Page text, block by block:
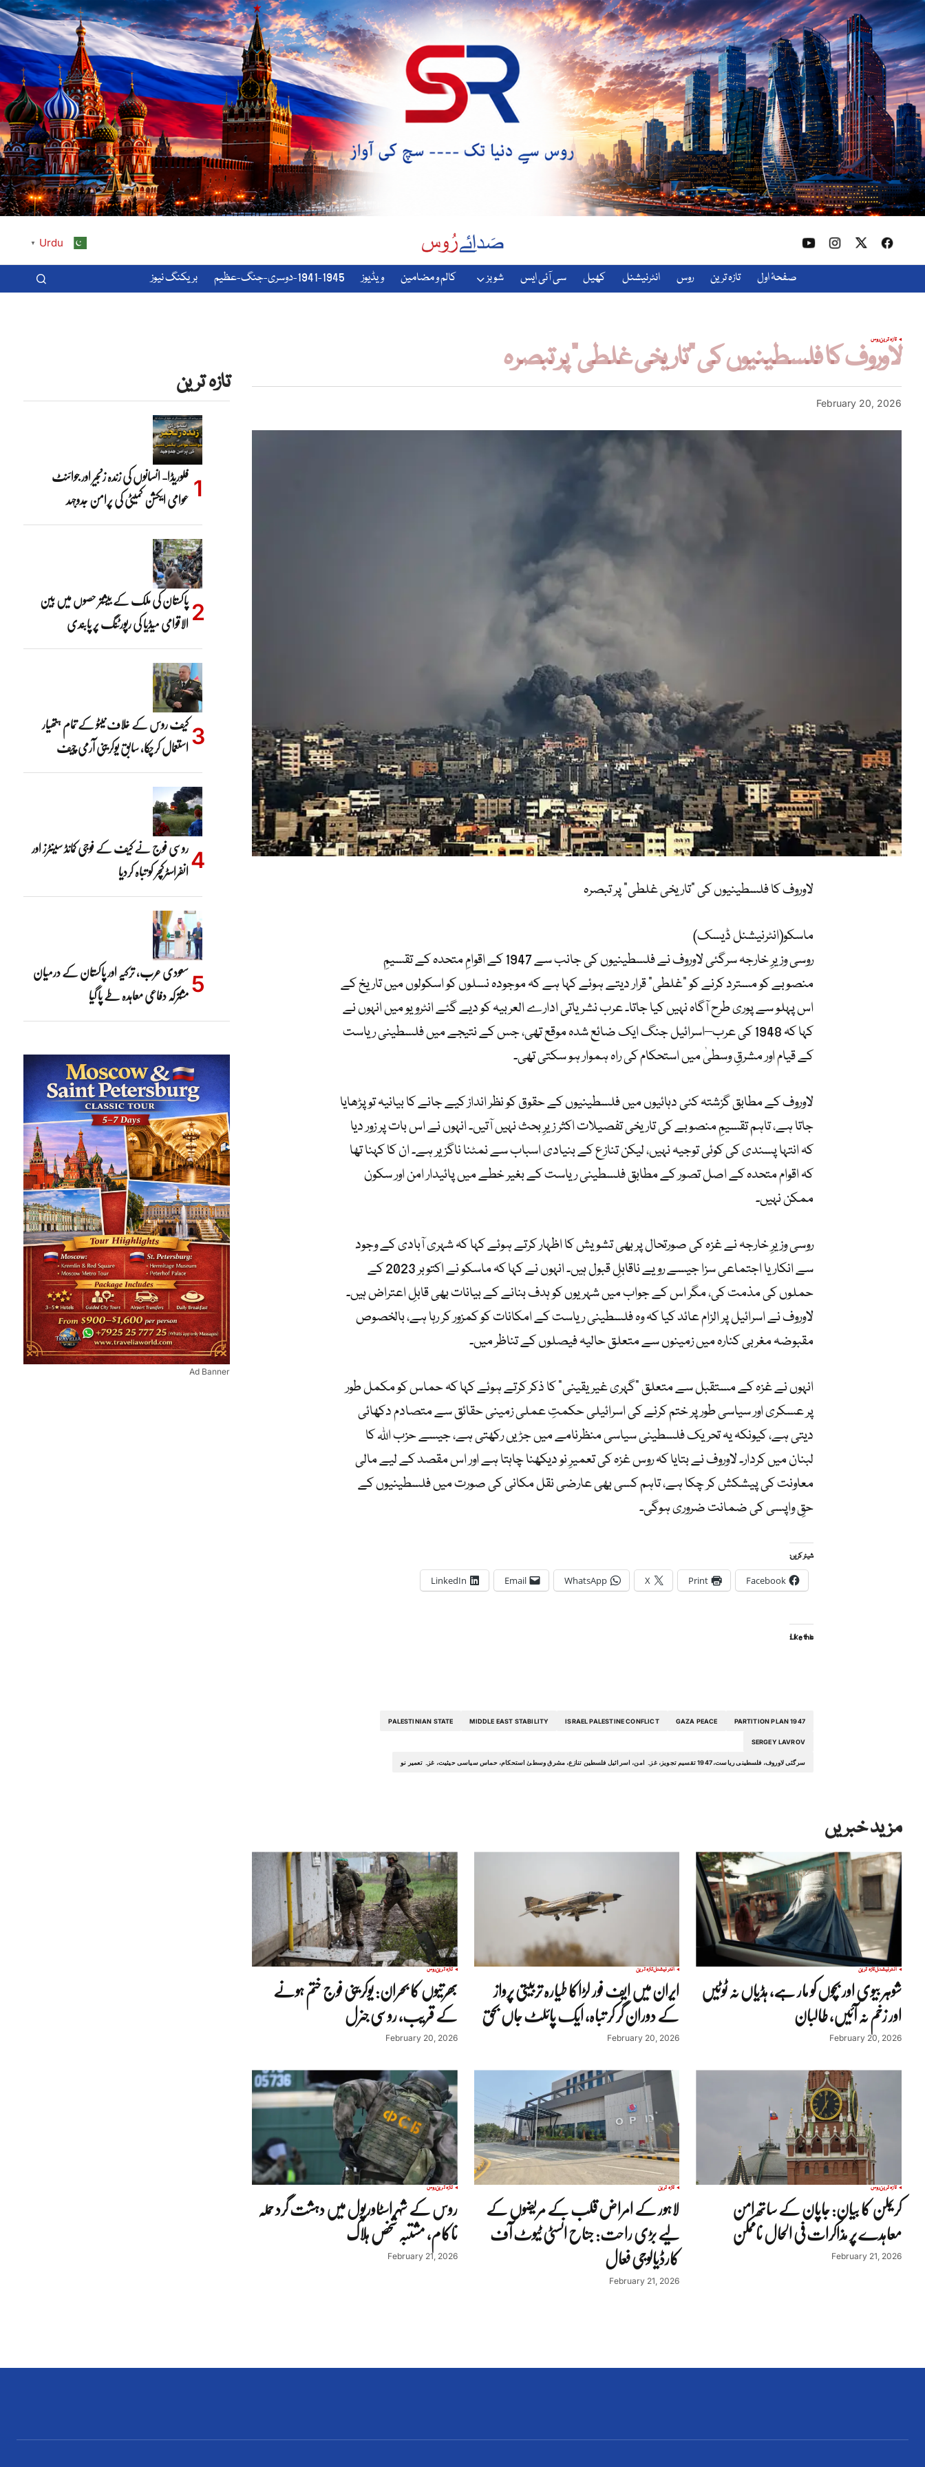
Urdu
▼
صفحۂ اول تازہ ترین روس انٹرنیشنل کھیل سی آئی ایس شوبز کالم و مضامین ویڈیوز 1941-1945-دوسری-جنگ-عظیم بریکنگ نیوز
تازہ ترینروس
لاوروف کا فلسطینیوں کی “تاریخی غلطی” پر تبصرہ
February 20, 2026
لاوروف کا فلسطینیوں کی “تاریخی غلطی” پر تبصرہ
ماسکو(انٹرنیشنل ڈیسک)
روسی وزیرِ خارجہ سرگئی لاوروف نے فلسطینیوں کی جانب سے 1947 کے اقوامِ متحدہ کے تقسیمِ
منصوبے کو مسترد کرنے کو “غلطی” قرار دیتے ہوئے کہا ہے کہ موجودہ نسلوں کو اسکولوں میں تاریخ کے
اس پہلو سے پوری طرح آگاہ نہیں کیا جاتا۔ عرب نشریاتی ادارے العربیہ کو دیے گئے انٹرویو میں انہوں نے
کہا کہ 1948 کی عرب–اسرائیل جنگ ایک ضائع شدہ موقع تھی، جس کے نتیجے میں فلسطینی ریاست
کے قیام اور مشرقِ وسطیٰ میں استحکام کی راہ ہموار ہو سکتی تھی۔
لاوروف کے مطابق گزشتہ کئی دہائیوں میں فلسطینیوں کے حقوق کو نظر انداز کیے جانے کا بیانیہ تو پڑھایا
جاتا ہے، تاہم تقسیمِ منصوبے کی تاریخی تفصیلات اکثر زیرِ بحث نہیں آتیں۔ انہوں نے اس بات پر زور دیا
کہ انتہا پسندی کی کوئی توجیہ نہیں، لیکن تنازع کے بنیادی اسباب سے نمٹنا ناگزیر ہے۔ ان کا کہنا تھا
کہ اقوام متحدہ کے اصل تصور کے مطابق فلسطینی ریاست کے بغیر خطے میں پائیدار امن اور سکون
ممکن نہیں۔
روسی وزیرِ خارجہ نے غزہ کی صورتحال پر بھی تشویش کا اظہار کرتے ہوئے کہا کہ شہری آبادی کے وجود
سے انکار یا اجتماعی سزا جیسے رویے ناقابلِ قبول ہیں۔ انہوں نے کہا کہ ماسکو نے اکتوبر 2023 کے
حملوں کی مذمت کی، مگر اس کے جواب میں شہریوں کو ہدف بنانے کے بیانات بھی قابلِ اعتراض ہیں۔
لاوروف نے اسرائیل پر الزام عائد کیا کہ وہ فلسطینی ریاست کے امکانات کو کمزور کر رہا ہے، بالخصوص
مقبوضہ مغربی کنارہ میں زمینوں سے متعلق حالیہ فیصلوں کے تناظر میں۔
انہوں نے غزہ کے مستقبل سے متعلق “گہری غیر یقینی” کا ذکر کرتے ہوئے کہا کہ حماس کو مکمل طور
پر عسکری اور سیاسی طور پر ختم کرنے کی اسرائیلی حکمتِ عملی زمینی حقائق سے متصادم دکھائی
دیتی ہے، کیونکہ یہ تحریک فلسطینی سیاسی منظرنامے میں جڑیں رکھتی ہے، جیسے حزب اللہ کا
لبنان میں کردار۔ لاوروف نے بتایا کہ روس غزہ کی تعمیرِ نو دیکھنا چاہتا ہے اور اس مقصد کے لیے مالی
معاونت کی پیشکش کر چکا ہے، تاہم کسی بھی عارضی نقل مکانی کی صورت میں فلسطینیوں کے
حقِ واپسی کی ضمانت ضروری ہوگی۔
شیئر کریں:
Facebook
Print
X
WhatsApp
Email
LinkedIn
Like this:
1947 PARTITION PLAN
GAZA PEACE
ISRAEL PALESTINE CONFLICT
MIDDLE EAST STABILITY
PALESTINIAN STATE
SERGEY LAVROV
سرگئی لاوروف، فلسطینی ریاست، 1947 تقسیم تجویز، غزہ امن، اسرائیل فلسطین تنازع، مشرق وسطیٰ استحکام، حماس سیاسی حیثیت، غزہ تعمیر نو
مزید خبریں
انٹرنیشنلتازہ ترین
شوہر بیوی اور بچوں کو مار ہے، ہڈیاں نہ ٹوٹیں
اور زخم نہ آئیں، طالبان
February 20, 2026
انٹرنیشنلتازہ ترین
ایران میں ایف فور لڑاکا طیارہ تربیتی پرواز
کے دوران گر کر تباہ، ایک پائلٹ جاں بحق
February 20, 2026
تازہ ترینروس
بھرتیوں کا بحران: یوکرینی فوج ختم ہونے
کے قریب، روسی جنرل
February 20, 2026
تازہ ترینروس
کریملن کا بیان: جاپان کے ساتھ امن
معاہدے پر مذاکرات فی الحال ناممکن
February 21, 2026
تازہ ترین
لاہور کے امراض قلب کے مریضوں کے
لیے بڑی راحت: جناح انسٹی ٹیوٹ آف
کارڈیالوجی فعال
February 21, 2026
تازہ ترینروس
روس کے شہر اسٹاورپول میں دہشت گرد حملہ
ناکام، مشتبہ شخص ہلاک
February 21, 2026
تازہ ترین
فلوریڈا- انسانوں کی زندہ زنجیر اور جوائنٹ
عوامی ایکشن کمیٹی کی پرامن جدوجہد
پاکستان کی ملک کے بیشتر حصوں میں بین
الاقوامی میڈیا کی رپورٹنگ پر پابندی
کیف روس کے خلاف نیٹو کے تمام ہتھیار
استعمال کرچکا، سابق یوکرینی آرمی چیف
روسی فوج نے کیف کے فوجی کمانڈ سینٹرز اور
انفراسٹرکچر کو تباہ کردیا
سعودی عرب، ترکیہ اور پاکستان کے درمیان
مشترکہ دفاعی معاہدہ طے پا گیا
Ad Banner